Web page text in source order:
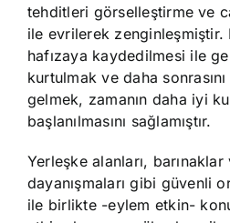
tehditleri görselleştirme ve
ile evrilerek
hafızaya kaydedilmesi ile
kurtulmak ve daha
gelmek, zamanın daha iyi
başlanılmasını sağlamıştır.
Yerleşke alanları,
dayanışmaları gibi güvenli
ile birlikte -eylem etkin-